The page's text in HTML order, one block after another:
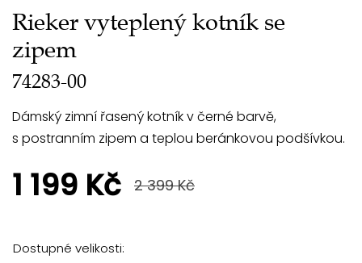
Rieker vyteplený kotník se
zipem
74283-00
Dámský zimní řasený kotník v černé barvě,
s postranním zipem a teplou beránkovou podšívkou.
1 199 Kč 2 399 Kč
Dostupné velikosti: